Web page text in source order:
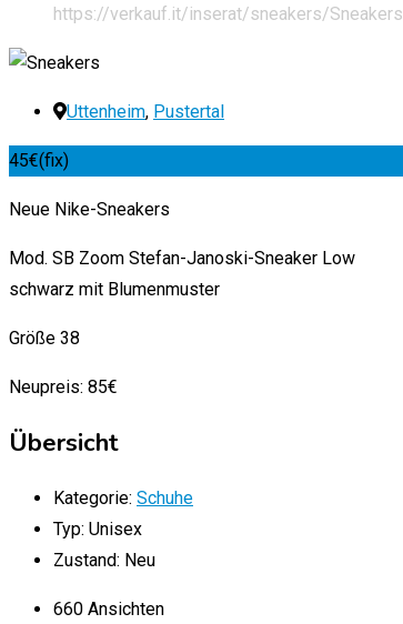
https://verkauf.it/inserat/sneakers/Sneakers
Uttenheim, Pustertal
45€(fix)
Neue Nike-Sneakers
Mod. SB Zoom Stefan-Janoski-Sneaker Low
schwarz mit Blumenmuster
Größe 38
Neupreis: 85€
Übersicht
Kategorie: Schuhe
Typ: Unisex
Zustand: Neu
660 Ansichten